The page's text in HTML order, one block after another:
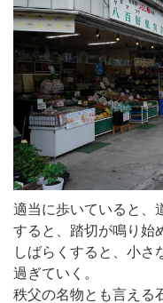
適当に歩いていると、
すると、踏切が鳴り始
しばらくすると、小さ
過ぎていく。
秩父の名物とも言える